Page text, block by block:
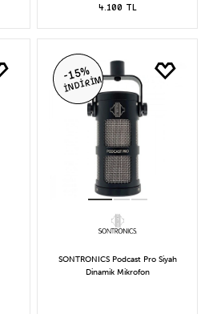
4.100 TL
-15%
İNDİRİM
SONTRONICS Podcast Pro Siyah
Dinamik Mikrofon